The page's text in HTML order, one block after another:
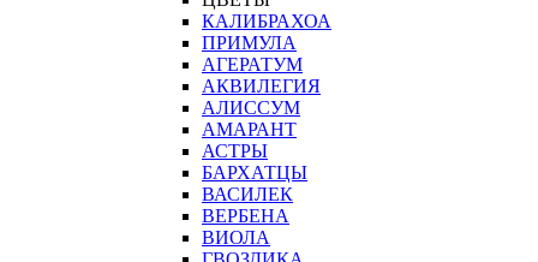
КАЛИБРАХОА
ПРИМУЛА
АГЕРАТУМ
АКВИЛЕГИЯ
АЛИССУМ
АМАРАНТ
АСТРЫ
БАРХАТЦЫ
ВАСИЛЕК
ВЕРБЕНА
ВИОЛА